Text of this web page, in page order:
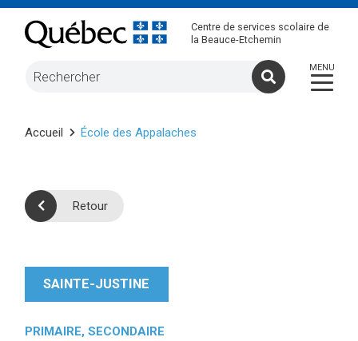
Centre de services scolaire de
la Beauce-Etchemin
Accueil École des Appalaches
Retour
SAINTE-JUSTINE
PRIMAIRE, SECONDAIRE